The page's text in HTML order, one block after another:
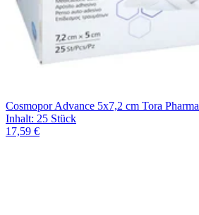
Cosmopor Advance 5x7,2 cm Tora Pharma
Inhalt: 25 Stück
17,59 €